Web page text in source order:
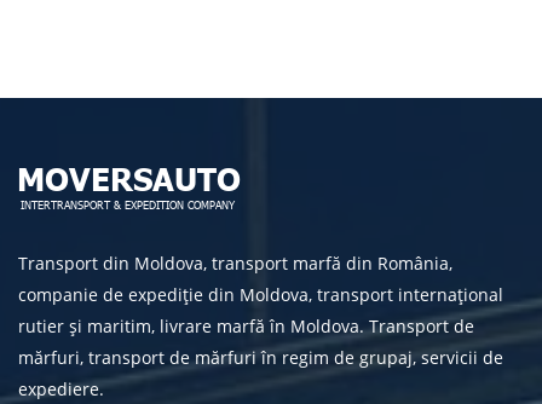
Transport din Moldova, transport marfă din România,
companie de expediție din Moldova, transport internațional
rutier și maritim, livrare marfă în Moldova. Transport de
mărfuri, transport de mărfuri în regim de grupaj, servicii de
expediere.
TRIMITE